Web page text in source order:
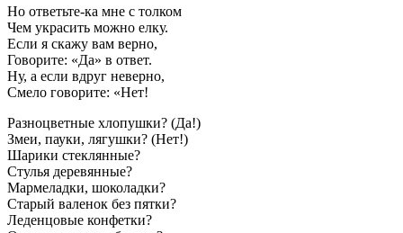
Но ответьте-ка мне с толком
Чем украсить можно елку.
Если я скажу вам верно,
Говорите: «Да» в ответ.
Ну, а если вдруг неверно,
Смело говорите: «Нет!
Разноцветные хлопушки? (Да!)
Змеи, пауки, лягушки? (Нет!)
Шарики стеклянные?
Стулья деревянные?
Мармеладки, шоколадки?
Старый валенок без пятки?
Леденцовые конфетки?